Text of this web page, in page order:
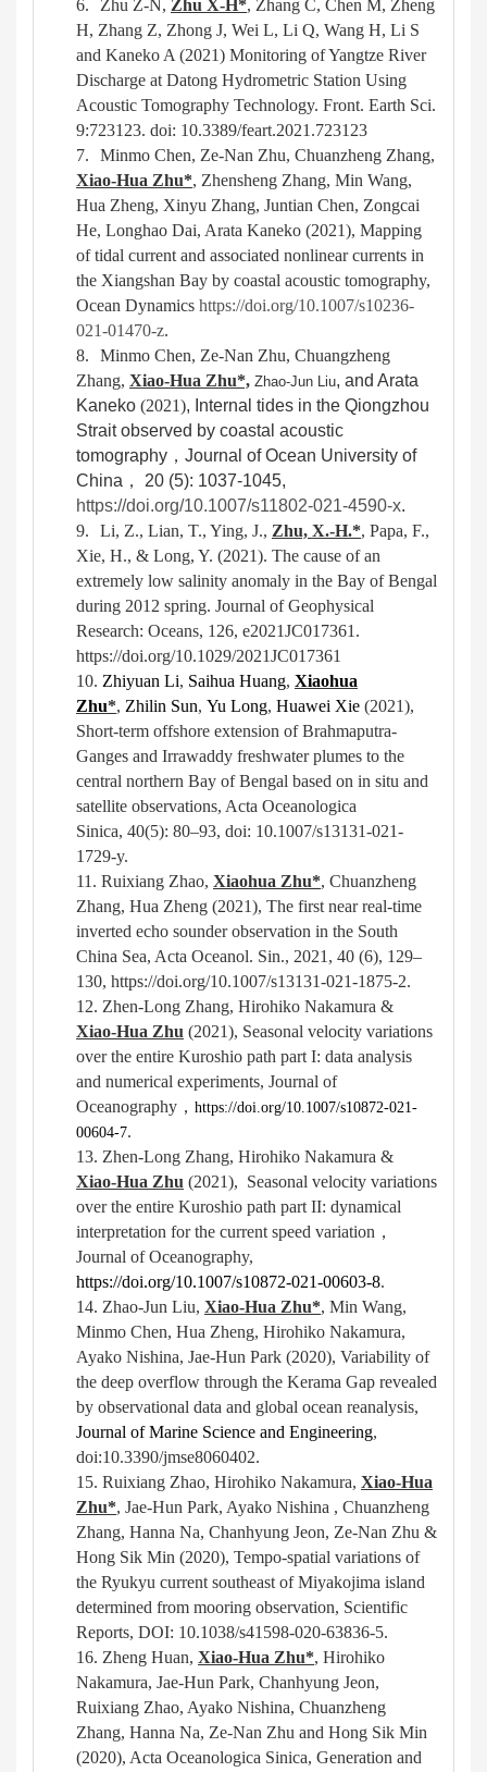
6. Zhu Z-N, Zhu X-H*, Zhang C, Chen M, Zheng
H, Zhang Z, Zhong J, Wei L, Li Q, Wang H, Li S
and Kaneko A (2021) Monitoring of Yangtze River
Discharge at Datong Hydrometric Station Using
Acoustic Tomography Technology. Front. Earth Sci.
9:723123. doi: 10.3389/feart.2021.723123
7.
Minmo Chen, Ze-Nan Zhu, Chuanzheng Zhang,
Xiao-Hua Zhu*, Zhensheng Zhang, Min Wang,
Hua Zheng, Xinyu Zhang, Juntian Chen, Zongcai
He, Longhao Dai, Arata Kaneko (2021), Mapping
of tidal current and associated nonlinear currents in
the Xiangshan Bay by coastal acoustic tomography,
Ocean Dynamics https://doi.org/10.1007/s10236-
021-01470-z.
8.
Minmo Chen, Ze-Nan Zhu, Chuangzheng
Zhang, Xiao-Hua Zhu*, Zhao-Jun Liu, and Arata
Kaneko (2021), Internal tides in the Qiongzhou
Strait observed by coastal acoustic
tomography ， Journal of Ocean University of
China ，
20 (5): 1037-1045,
https://doi.org/10.1007/s11802-021-4590-x.
9.
Li, Z., Lian, T., Ying, J., Zhu, X.-H.*, Papa, F.,
Xie, H., & Long, Y. (2021). The cause of an
extremely low salinity anomaly in the Bay of Bengal
during 2012 spring. Journal of Geophysical
Research: Oceans, 126, e2021JC017361.
https://doi.org/10.1029/2021JC017361
10. Zhiyuan Li, Saihua Huang, Xiaohua
Zhu*, Zhilin Sun, Yu Long, Huawei Xie (2021),
Short-term offshore extension of Brahmaputra-
Ganges and Irrawaddy freshwater plumes to the
central northern Bay of Bengal based on in situ and
satellite observations, Acta Oceanologica
Sinica, 40(5): 80–93, doi: 10.1007/s13131-021-
1729-y.
11. Ruixiang Zhao, Xiaohua Zhu*, Chuanzheng
Zhang, Hua Zheng (2021), The first near real-time
inverted echo sounder observation in the South
China Sea, Acta Oceanol. Sin., 2021, 40 (6), 129–
130, https://doi.org/10.1007/s13131-021-1875-2.
12. Zhen-Long Zhang, Hirohiko Nakamura &
Xiao-Hua Zhu (2021), Seasonal velocity variations
over the entire Kuroshio path part I: data analysis
and numerical experiments, Journal of
Oceanography ， https://doi.org/10.1007/s10872-021-
00604-7.
13. Zhen-Long Zhang, Hirohiko Nakamura &
Xiao-Hua Zhu (2021), Seasonal velocity variations
over the entire Kuroshio path part II: dynamical
interpretation for the current speed variation ，
Journal of Oceanography,
https://doi.org/10.1007/s10872-021-00603-8.
14. Zhao-Jun Liu, Xiao-Hua Zhu*, Min Wang,
Minmo Chen, Hua Zheng, Hirohiko Nakamura,
Ayako Nishina, Jae-Hun Park (2020), Variability of
the deep overflow through the Kerama Gap revealed
by observational data and global ocean reanalysis,
Journal of Marine Science and Engineering,
doi:10.3390/jmse8060402.
15. Ruixiang Zhao, Hirohiko Nakamura, Xiao-Hua
Zhu*, Jae-Hun Park, Ayako Nishina , Chuanzheng
Zhang, Hanna Na, Chanhyung Jeon, Ze-Nan Zhu &
Hong Sik Min (2020), Tempo-spatial variations of
the Ryukyu current southeast of Miyakojima island
determined from mooring observation, Scientific
Reports, DOI: 10.1038/s41598-020-63836-5.
16. Zheng Huan, Xiao-Hua Zhu*, Hirohiko
Nakamura, Jae-Hun Park, Chanhyung Jeon,
Ruixiang Zhao, Ayako Nishina, Chuanzheng
Zhang, Hanna Na, Ze-Nan Zhu and Hong Sik Min
(2020), Acta Oceanologica Sinica, Generation and